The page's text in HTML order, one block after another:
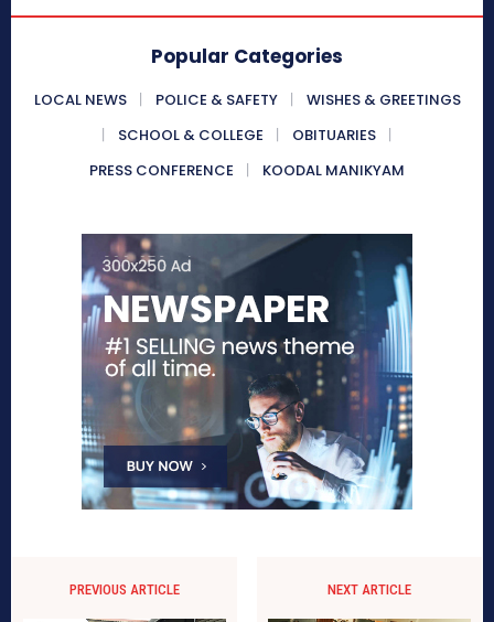
Popular Categories
LOCAL NEWS POLICE & SAFETY
WISHES & GREETINGS
SCHOOL & COLLEGE
OBITUARIES
PRESS CONFERENCE
KOODAL MANIKYAM
PREVIOUS ARTICLE NEXT ARTICLE